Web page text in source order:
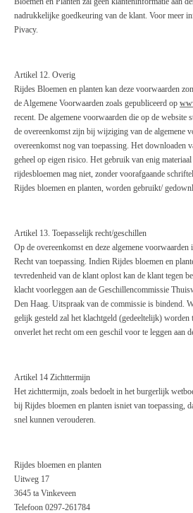
nadrukkelijke goedkeuring van de klant. Voor meer
Pivacy.
Artikel 12. Overig
Rijdes Bloemen en planten kan deze voorwaarden
de Algemene Voorwaarden zoals gepubliceerd op
recent. De algemene voorwaarden die op de website
de overeenkomst zijn bij wijziging van de algemene
overeenkomst nog van toepassing. Het downloaden
geheel op eigen risico. Het gebruik van enig materiaal
rijdesbloemen mag niet, zonder voorafgaande
Rijdes bloemen en planten , worden gebruikt/
Artikel 13. Toepasselijk recht/geschillen
Op de overeenkomst en deze algemene
Recht van toepassing. Indien Rijdes bloemen en
tevredenheid van de klant oplost kan de klant tegen
klacht voorleggen aan de Geschillencommissie
Den Haag. Uitspraak van de commissie is bindend.
gelijk gesteld zal het klachtgeld (gedeeltelijk) worden
onverlet het recht om een geschil voor te leggen aan
Artikel 14 Zichttermijn
Het zichttermijn, zoals bedoelt in het burgerlijk
bij Rijdes bloemen en planten isniet van toepassing,
snel kunnen verouderen.
Rijdes bloemen en planten
Uitweg 17
3645 ta Vinkeveen
Telefoon 0297-261784